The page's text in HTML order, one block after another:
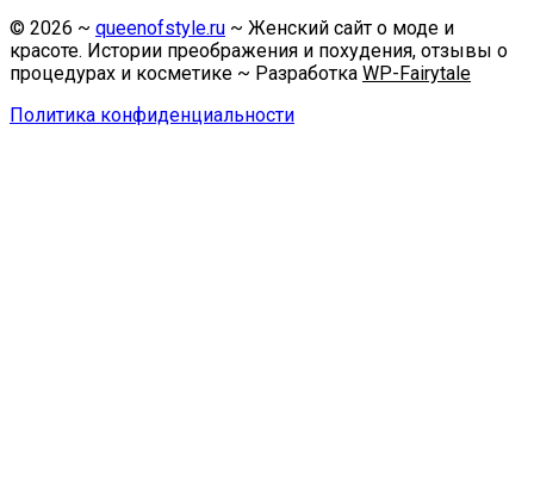
© 2026 ~ queenofstyle.ru ~ Женский сайт о моде и
красоте. Истории преображения и похудения, отзывы о
процедурах и косметике ~ Разработка WP-Fairytale
Политика конфиденциальности